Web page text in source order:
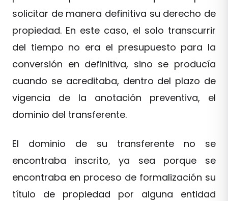
solicitar de manera definitiva su derecho de
propiedad. En este caso, el solo transcurrir
del tiempo no era el presupuesto para la
conversión en definitiva, sino se producía
cuando se acreditaba, dentro del plazo de
vigencia de la anotación preventiva, el
dominio del transferente.
El dominio de su transferente no se
encontraba inscrito, ya sea porque se
encontraba en proceso de formalización su
título de propiedad por alguna entidad